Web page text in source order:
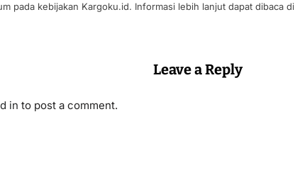
pada kebijakan Kargoku.id. Informasi lebih lanjut dapat dibaca di
Leave a Reply
in to post a comment.